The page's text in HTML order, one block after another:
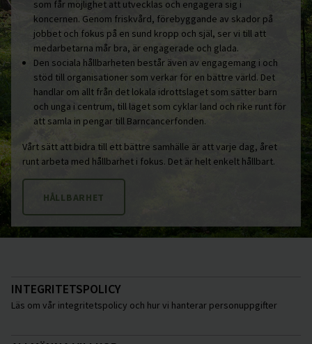
som får möjlighet att utvecklas och engagera sig i
koncernen. Genom friskvård, förebyggande av skador på
jobbet och fokus på en sund kropp och själ, ser vi till att
medarbetarna mår bra, är engagerade och glada.
Den sociala hållbarheten består även av engagemang i och
stöd till organisationer som verkar för en bättre värld. Det
handlar om allt från det lokala idrottslaget som sätter barn
och unga i centrum, till laget som cyklar land och rike runt för
att samla in pengar till Barncancerfonden.
Vårt sätt att bidra till ett bättre samhälle är att varje dag, året
runt arbeta med hållbarhet i fokus. Det är helt enkelt hållbart.
HÅLLBARHET
INTEGRITETSPOLICY
Läs om vår integritetspolicy och hur vi hanterar personuppgifter